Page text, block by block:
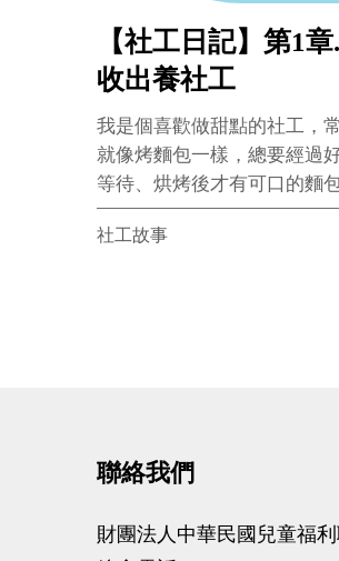
【社工日記】第1
收出養社工
我是個喜歡做甜點的社工，
就像烤麵包一樣，總要經過
等待、烘烤後才有可口的麵
像每一次的發酵過程，在我
人們會起什麼化學作用，更
社工故事
聯絡我們
財團法人中華民國兒童福